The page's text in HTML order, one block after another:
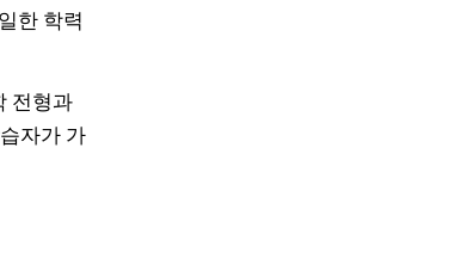
한 학력
전형과
자가 가